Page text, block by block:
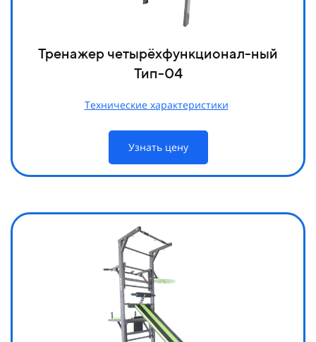
Тренажер четырёхфункционал-ный
Тип-04
Технические характеристики
Узнать цену